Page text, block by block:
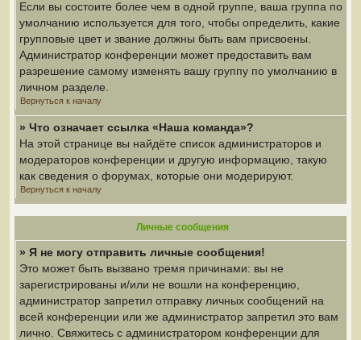
Если вы состоите более чем в одной группе, ваша группа по
умолчанию используется для того, чтобы определить, какие
групповые цвет и звание должны быть вам присвоены.
Администратор конференции может предоставить вам
разрешение самому изменять вашу группу по умолчанию в
личном разделе.
Вернуться к началу
» Что означает ссылка «Наша команда»?
На этой странице вы найдёте список администраторов и
модераторов конференции и другую информацию, такую
как сведения о форумах, которые они модерируют.
Вернуться к началу
Личные сообщения
» Я не могу отправить личные сообщения!
Это может быть вызвано тремя причинами: вы не
зарегистрированы и/или не вошли на конференцию,
администратор запретил отправку личных сообщений на
всей конференции или же администратор запретил это вам
лично. Свяжитесь с администратором конференции для